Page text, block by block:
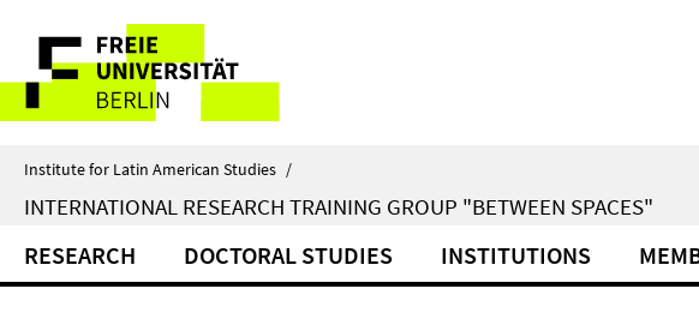
direkt
Inhalt
Service
Navigation
Institute for Latin American Studies /
INTERNATIONAL RESEARCH TRAINING GROUP "BETWEEN SPACES"
RESEARCH DOCTORAL STUDIES INSTITUTIONS